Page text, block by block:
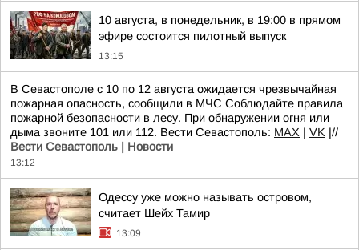
10 августа, в понедельник, в 19:00 в прямом
эфире состоится пилотный выпуск
13:15
В Севастополе с 10 по 12 августа ожидается чрезвычайная
пожарная опасность, сообщили в МЧС Соблюдайте правила
пожарной безопасности в лесу. При обнаружении огня или
дыма звоните 101 или 112. Вести Севастополь: MAX | VK |//
Вести Севастополь | Новости
13:12
Одессу уже можно называть островом,
считает Шейх Тамир
13:09